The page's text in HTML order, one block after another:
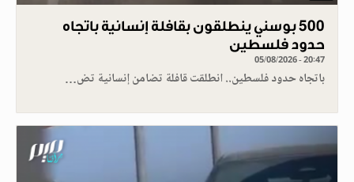
500 بوسني ينطلقون بقافلة إنسانية باتجاه
حدود فلسطين
05/08/2026 - 20:47
باتجاه حدود فلسطين.. انطلقت قافلة تضامن إنسانية تض…